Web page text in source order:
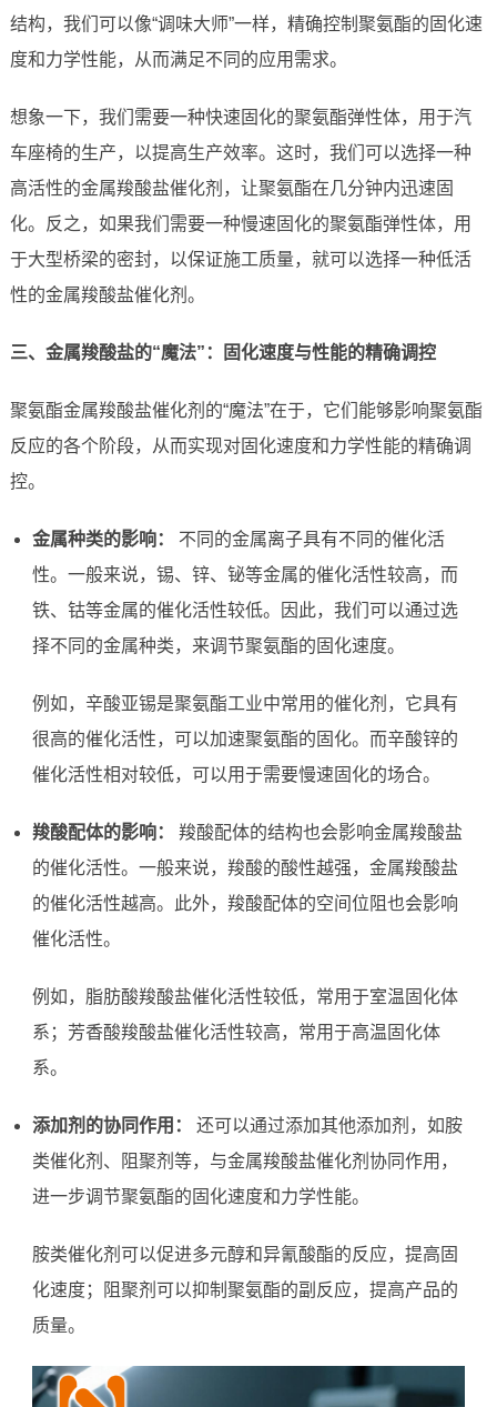
结构，我们可以像“调味大师”一样，精确控制聚氨酯的固化速
度和力学性能，从而满足不同的应用需求。
想象一下，我们需要一种快速固化的聚氨酯弹性体，用于汽
车座椅的生产，以提高生产效率。这时，我们可以选择一种
高活性的金属羧酸盐催化剂，让聚氨酯在几分钟内迅速固
化。反之，如果我们需要一种慢速固化的聚氨酯弹性体，用
于大型桥梁的密封，以保证施工质量，就可以选择一种低活
性的金属羧酸盐催化剂。
三、金属羧酸盐的“魔法”：固化速度与性能的精确调控
聚氨酯金属羧酸盐催化剂的“魔法”在于，它们能够影响聚氨酯
反应的各个阶段，从而实现对固化速度和力学性能的精确调
控。
金属种类的影响：
不同的金属离子具有不同的催化活
性。一般来说，锡、锌、铋等金属的催化活性较高，而
铁、钴等金属的催化活性较低。因此，我们可以通过选
择不同的金属种类，来调节聚氨酯的固化速度。
例如，辛酸亚锡是聚氨酯工业中常用的催化剂，它具有
很高的催化活性，可以加速聚氨酯的固化。而辛酸锌的
催化活性相对较低，可以用于需要慢速固化的场合。
羧酸配体的影响：
羧酸配体的结构也会影响金属羧酸盐
的催化活性。一般来说，羧酸的酸性越强，金属羧酸盐
的催化活性越高。此外，羧酸配体的空间位阻也会影响
催化活性。
例如，脂肪酸羧酸盐催化活性较低，常用于室温固化体
系；芳香酸羧酸盐催化活性较高，常用于高温固化体
系。
添加剂的协同作用：
还可以通过添加其他添加剂，如胺
类催化剂、阻聚剂等，与金属羧酸盐催化剂协同作用，
进一步调节聚氨酯的固化速度和力学性能。
胺类催化剂可以促进多元醇和异氰酸酯的反应，提高固
化速度；阻聚剂可以抑制聚氨酯的副反应，提高产品的
质量。